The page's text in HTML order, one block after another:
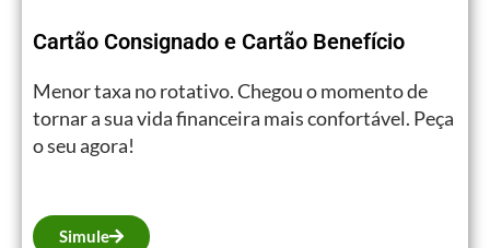
Cartão Consignado e Cartão Benefício
Menor taxa no rotativo. Chegou o momento de
tornar a sua vida financeira mais confortável. Peça
o seu agora!
Simule